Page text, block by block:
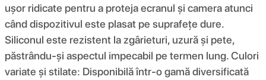
ușor ridicate pentru a proteja ecranul și camera atunci
când dispozitivul este plasat pe suprafețe dure.
Siliconul este rezistent la zgârieturi, uzură și pete,
păstrându-și aspectul impecabil pe termen lung. Culori
variate și stilate: Disponibilă într-o gamă diversificată